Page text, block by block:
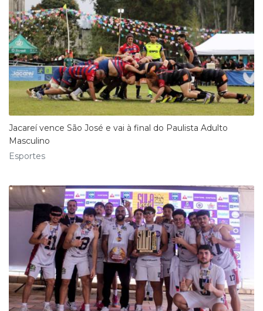
Jacareí vence São José e vai à final do Paulista Adulto
Masculino
Esportes